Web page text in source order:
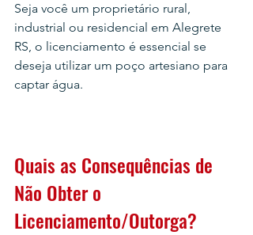
Seja você um proprietário rural,
industrial ou residencial em Alegrete
RS, o licenciamento é essencial se
deseja utilizar um poço artesiano para
captar água.
Quais as Consequências de
Não Obter o
Licenciamento/Outorga?